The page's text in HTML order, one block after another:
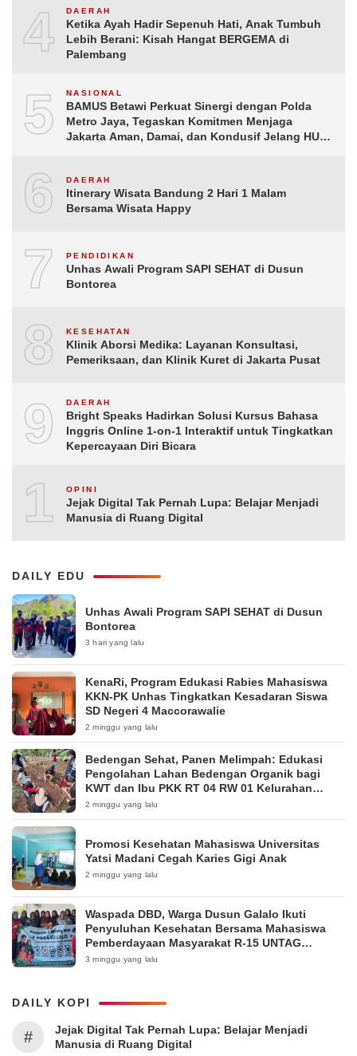
4 DAERAH
Ketika Ayah Hadir Sepenuh Hati, Anak Tumbuh
Lebih Berani: Kisah Hangat BERGEMA di
Palembang
5 NASIONAL
BAMUS Betawi Perkuat Sinergi dengan Polda
Metro Jaya, Tegaskan Komitmen Menjaga
Jakarta Aman, Damai, dan Kondusif Jelang HUT
6 DAERAH
Itinerary Wisata Bandung 2 Hari 1 Malam
Bersama Wisata Happy
7 PENDIDIKAN
Unhas Awali Program SAPI SEHAT di Dusun
Bontorea
8 KESEHATAN
Klinik Aborsi Medika: Layanan Konsultasi,
Pemeriksaan, dan Klinik Kuret di Jakarta Pusat
9 DAERAH
Bright Speaks Hadirkan Solusi Kursus Bahasa
Inggris Online 1-on-1 Interaktif untuk Tingkatkan
Kepercayaan Diri Bicara
10
OPINI
Jejak Digital Tak Pernah Lupa: Belajar Menjadi
Manusia di Ruang Digital
DAILY EDU
Unhas Awali Program SAPI SEHAT di Dusun
Bontorea
3 hari yang lalu
KenaRi, Program Edukasi Rabies Mahasiswa
KKN-PK Unhas Tingkatkan Kesadaran Siswa
SD Negeri 4 Maccorawalie
2 minggu yang lalu
Bedengan Sehat, Panen Melimpah: Edukasi
Pengolahan Lahan Bedengan Organik bagi
KWT dan Ibu PKK RT 04 RW 01 Kelurahan
Pakintelan
2 minggu yang lalu
Promosi Kesehatan Mahasiswa Universitas
Yatsi Madani Cegah Karies Gigi Anak
2 minggu yang lalu
Waspada DBD, Warga Dusun Galalo Ikuti
Penyuluhan Kesehatan Bersama Mahasiswa
Pemberdayaan Masyarakat R-15 UNTAG
Surabaya 2026
3 minggu yang lalu
DAILY KOPI
#
Jejak Digital Tak Pernah Lupa: Belajar Menjadi
Manusia di Ruang Digital